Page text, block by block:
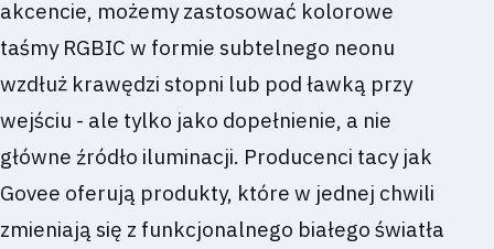
akcencie, możemy zastosować kolorowe
taśmy RGBIC w formie subtelnego neonu
wzdłuż krawędzi stopni lub pod ławką przy
wejściu - ale tylko jako dopełnienie, a nie
główne źródło iluminacji. Producenci tacy jak
Govee oferują produkty, które w jednej chwili
zmieniają się z funkcjonalnego białego światła